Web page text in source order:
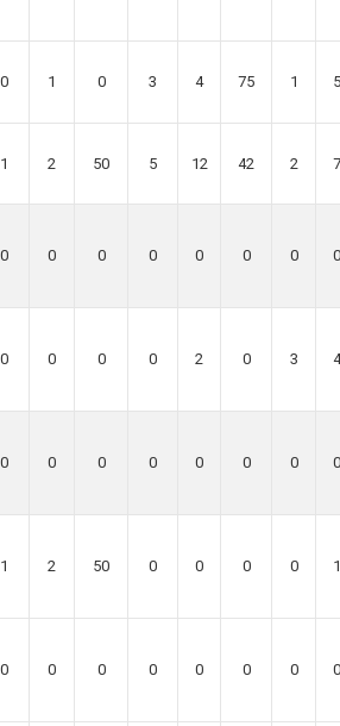
0 1 0 3 4 75 1 5
1 2 50 5 12 42 2 7
0 0 0 0 0 0 0 0
0 0 0 0 2 0 3 4
0 0 0 0 0 0 0 0
1 2 50 0 0 0 0 1
0 0 0 0 0 0 0 0